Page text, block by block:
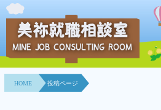
HOME
事業所紹介
美祢就職相談室
MINE JOB CONSULTING ROOM
HOME 投稿ページ